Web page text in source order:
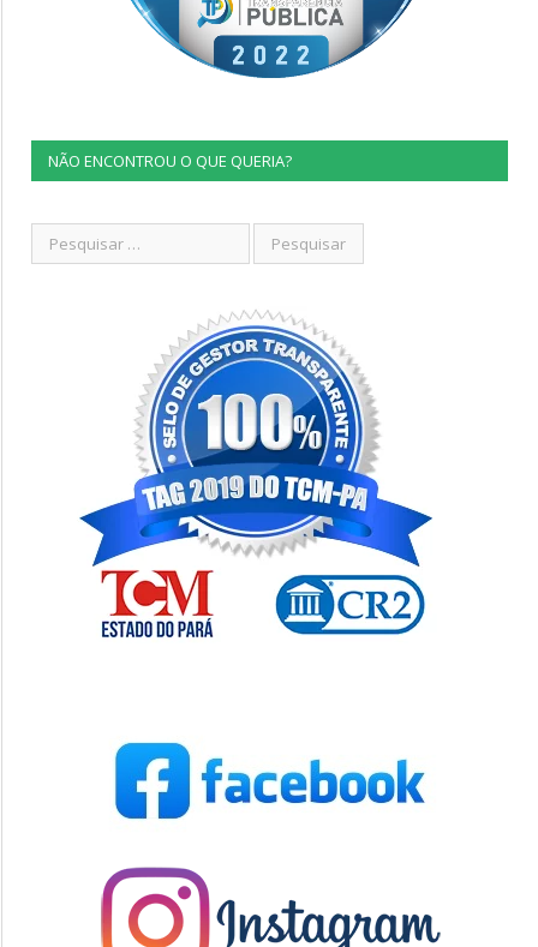
NÃO ENCONTROU O QUE QUERIA?